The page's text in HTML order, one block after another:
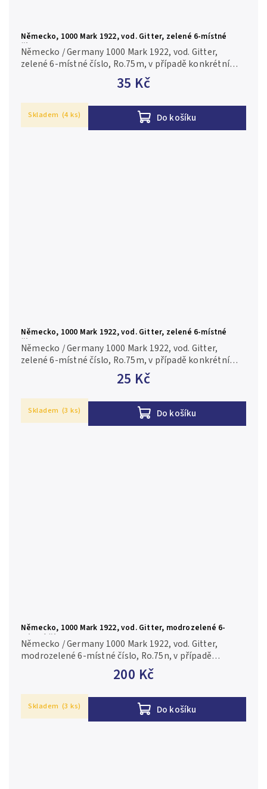
Německo, 1000 Mark 1922, vod. Gitter, zelené 6-místné
číslo, Ro.75m
35 Kč
Do košíku
Německo / Germany 1000 Mark 1922, vod. Gitter,
zelené 6-místné číslo, Ro.75m, v případě konkrétní
firmy nebo číslovače je foto pouze ilustrační 1/XF
Skladem (4 ks)
Německo, 1000 Mark 1922, vod. Gitter, zelené 6-místné
číslo, Ro.75m
25 Kč
Do košíku
Německo / Germany 1000 Mark 1922, vod. Gitter,
zelené 6-místné číslo, Ro.75m, v případě konkrétní
firmy nebo číslovače je foto pouze ilustrační 1-2/XF-
Skladem (3 ks)
Německo, 1000 Mark 1922, vod. Gitter, modrozelené 6-
místné číslo, Ro.75n
200 Kč
Do košíku
Německo / Germany 1000 Mark 1922, vod. Gitter,
modrozelené 6-místné číslo, Ro.75n, v případě
konkrétní firmy nebo číslovače je foto pouze
Skladem (3 ks)